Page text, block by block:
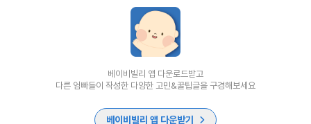
베이비빌리 앱 다운로드받고
다른 엄빠들이 작성한 다양한 고민&꿀팁글을 구경해보세요
베이비빌리 앱 다운받기